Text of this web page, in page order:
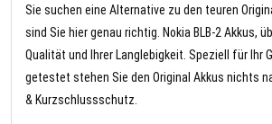
Sie suchen eine Alternative zu den teuren
sind Sie hier genau richtig. Nokia BLB-2 Akkus,
Qualität und Ihrer Langlebigkeit. Speziell für Ihr
getestet stehen Sie den Original Akkus nichts
& Kurzschlussschutz.